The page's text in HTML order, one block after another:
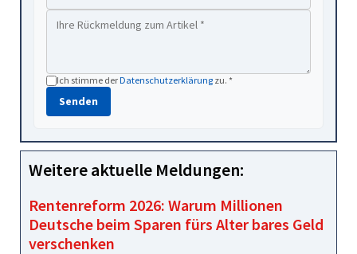
Ich stimme derDatenschutzerklärung zu. *
Senden
Weitere aktuelle Meldungen:
Rentenreform 2026: Warum Millionen
Deutsche beim Sparen fürs Alter bares Geld
verschenken